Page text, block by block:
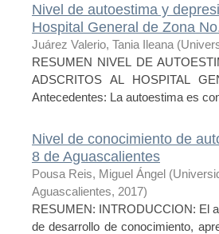
Nivel de autoestima y
Hospital General de Zona
Juárez Valerio, Tania Ileana (
RESUMEN NIVEL DE
ADSCRITOS AL HOSPITAL
Antecedentes: La autoestima es
Nivel de conocimiento de
8 de Aguascalientes
Pousa Reis, Miguel Ángel (
Aguascalientes, 2017)
RESUMEN: INTRODUCCION: El
de desarrollo de conocimiento,